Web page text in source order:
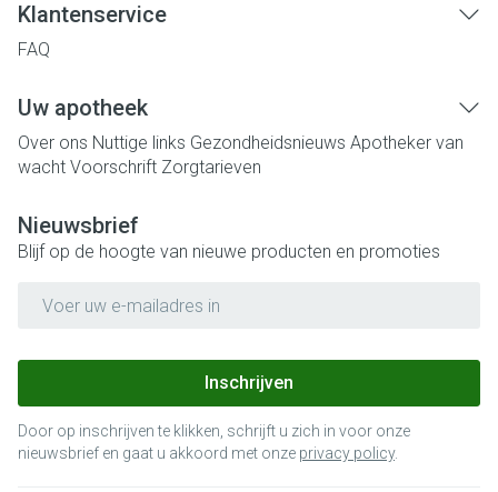
Klantenservice
FAQ
Uw apotheek
Over ons Nuttige links Gezondheidsnieuws Apotheker van
wacht Voorschrift Zorgtarieven
Nieuwsbrief
Blijf op de hoogte van nieuwe producten en promoties
Inschrijven
Door op inschrijven te klikken, schrijft u zich in voor onze
nieuwsbrief en gaat u akkoord met onze privacy policy.